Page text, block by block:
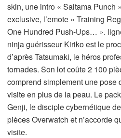
skin, une intro « Saitama Punch
exclusive, l’emote « Training
One Hundred Push-Ups… ».
ninja guérisseur Kiriko est le
d’après Tatsumaki, le héros
tornades. Son lot coûte 2 100
comprend simplement une pose
visite en plus de la peau. Le
Genji, le disciple cybernétique
pièces Overwatch et n’accorde
visite.